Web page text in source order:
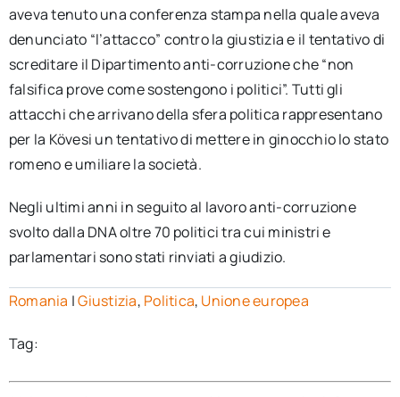
aveva tenuto una conferenza stampa nella quale aveva
denunciato “l’attacco” contro la giustizia e il tentativo di
screditare il Dipartimento anti-corruzione che “non
falsifica prove come sostengono i politici”. Tutti gli
attacchi che arrivano della sfera politica rappresentano
per la Kövesi un tentativo di mettere in ginocchio lo stato
romeno e umiliare la società.
Negli ultimi anni in seguito al lavoro anti-corruzione
svolto dalla DNA oltre 70 politici tra cui ministri e
parlamentari sono stati rinviati a giudizio.
Romania |Giustizia, Politica, Unione europea
Tag: